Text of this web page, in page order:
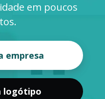
em poucos
logótipo